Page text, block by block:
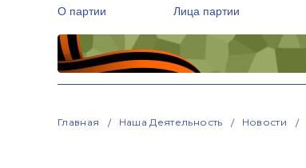
О партии Лица партии
Главная Наша Деятельность Новости